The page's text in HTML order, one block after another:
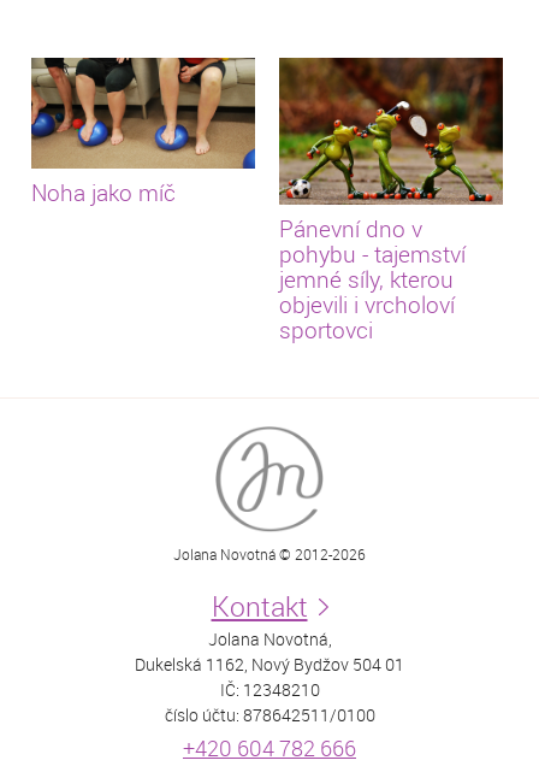
Noha jako míč
Pánevní dno v
pohybu - tajemství
jemné síly, kterou
objevili i vrcholoví
sportovci
Jolana Novotná © 2012-2026
Kontakt
Jolana Novotná,
Dukelská 1162, Nový Bydžov 504 01
IČ: 12348210
číslo účtu: 878642511/0100
+420 604 782 666